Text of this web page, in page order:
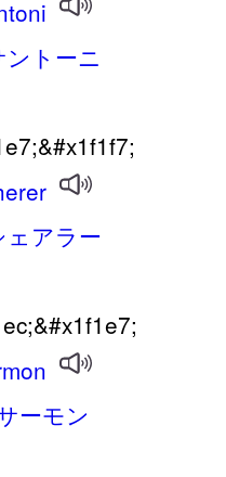
ントーニ
ェアラー
ーモン